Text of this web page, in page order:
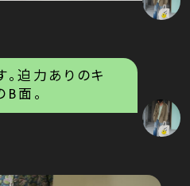
。迫力ありのキ
B面。